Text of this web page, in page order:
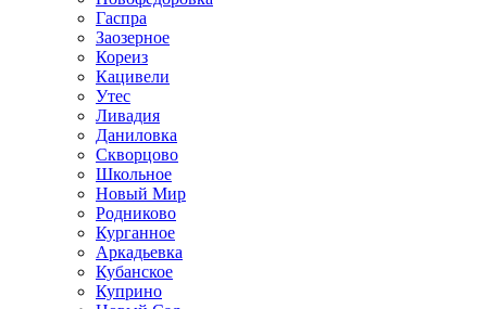
Гаспра
Заозерное
Кореиз
Кацивели
Утес
Ливадия
Даниловка
Скворцово
Школьное
Новый Мир
Родниково
Курганное
Аркадьевка
Кубанское
Куприно